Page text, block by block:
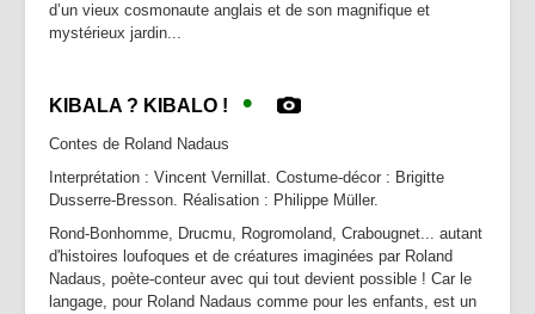
d’un vieux cosmonaute anglais et de son magnifique et
mystérieux jardin...
KIBALA ? KIBALO ! •
Contes de Roland Nadaus
Interprétation : Vincent Vernillat. Costume-décor : Brigitte
Dusserre-Bresson. Réalisation : Philippe Müller.
Rond-Bonhomme, Drucmu, Rogromoland, Crabougnet... autant
d'histoires loufoques et de créatures imaginées par Roland
Nadaus, poète-conteur avec qui tout devient possible ! Car le
langage, pour Roland Nadaus comme pour les enfants, est un